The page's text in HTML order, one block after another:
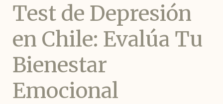
Test de Depresión
en Chile: Evalúa Tu
Bienestar
Emocional